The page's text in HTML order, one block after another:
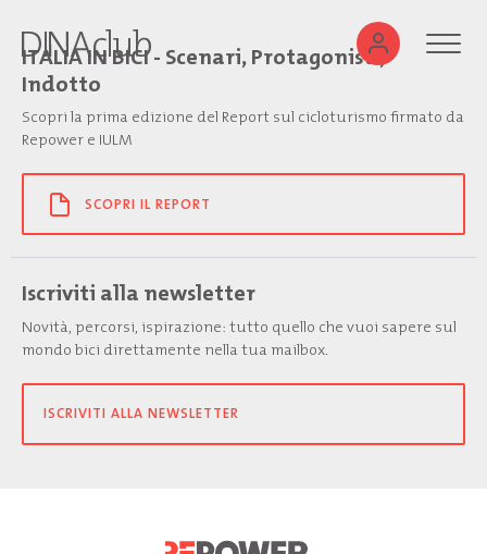
ITALIA IN BICI - Scenari, Protagonisti,
Indotto
Scopri la prima edizione del Report sul cicloturismo firmato da
Repower e IULM
SCOPRI IL REPORT
Iscriviti alla newsletter
Novità, percorsi, ispirazione: tutto quello che vuoi sapere sul
mondo bici direttamente nella tua mailbox.
ISCRIVITI ALLA NEWSLETTER